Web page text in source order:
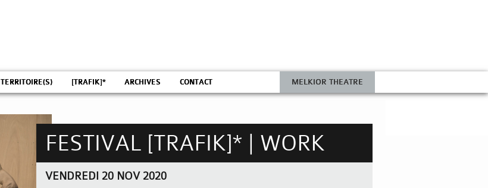
TERRITOIRE(S) [TRAFIK]* ARCHIVES CONTACT MELKIOR THEATRE
FESTIVAL [TRAFIK]* | WORK
VENDREDI 20 NOV 2020